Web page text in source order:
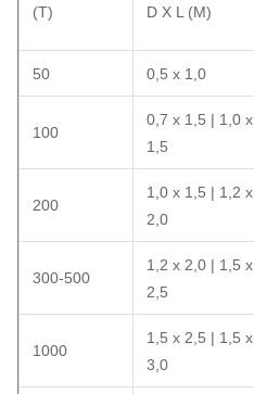
(T) D X L (M)
50 0,5 x 1,0
100
0,7 x 1,5 | 1,0 x
1,5
200
1,0 x 1,5 | 1,2 x
2,0
300-500
1,2 x 2,0 | 1,5 x
2,5
1000
1,5 x 2,5 | 1,5 x
3,0